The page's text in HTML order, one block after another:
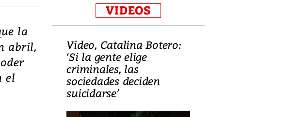
la
abril,
el
VIDEOS
Video, Catalina Botero:
‘Si la gente elige
criminales, las
sociedades deciden
suicidarse’